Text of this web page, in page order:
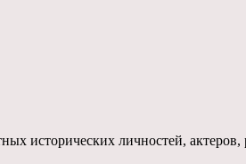
исторических личностей,